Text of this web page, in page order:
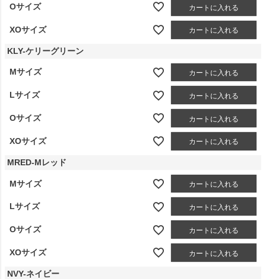
Oサイズ カートに入れる
XOサイズ カートに入れる
KLY-ケリーグリーン
Mサイズ カートに入れる
Lサイズ カートに入れる
Oサイズ カートに入れる
XOサイズ カートに入れる
MRED-Mレッド
Mサイズ カートに入れる
Lサイズ カートに入れる
Oサイズ カートに入れる
XOサイズ カートに入れる
NVY-ネイビー